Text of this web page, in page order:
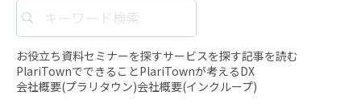
お役立ち資料セミナーを探すサービスを探す記事を読む
PlariTownでできることPlariTownが考えるDX
会社概要(プラリタウン)会社概要(インクループ)